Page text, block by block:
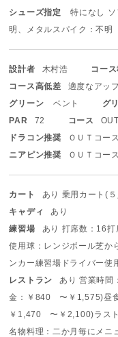
シューズ指定
特になし
明、メタルスパイク：不明
設計者 木村浩 コース
コース高低差
適度なアッ
グリーン
ベント グ
PAR
72 コース
ドラコン推奨
ＯＵＴコ
ニアピン推奨
ＯＵＴコ
カート あり 乗用カート(
キャディ
あり
練習場
あり 打席数：16打
使用球：レンジボール芝か
ンカー練習場 ドライバー使
レストラン
あり 営業時
金：￥840 〜￥1,575)昼
￥1,470 〜￥2,100)ラス
名物料理：二か月毎にメニ